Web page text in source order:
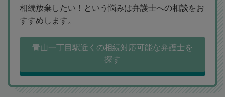
相続放棄したい！という悩みは弁護士への相談をお
すすめします。
青山一丁目駅近くの相続対応可能な弁護士を
探す